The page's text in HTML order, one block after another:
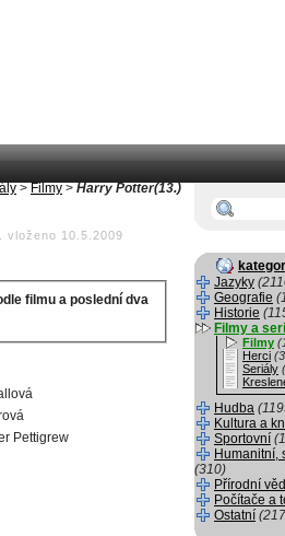
> Filmy > Harry Potter(13.)
vloženo 10.5.2009
filmu a poslední dva
Pettigrew
Jazyky
Geografie
Historie
Filmy a
Filmy
Herci
Seriály
Hudba
Kultura a
Sportovní
Humanitní,
(310)
Přírodní
Počítače a
Ostatní